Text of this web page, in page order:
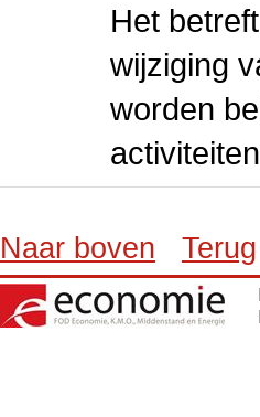
Het
wijziging
worden
Naar boven Terug